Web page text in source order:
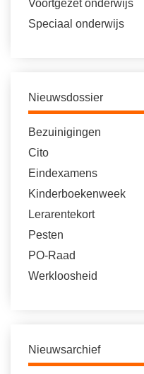
Voortgezet onderwijs
Speciaal onderwijs
Nieuwsdossier
Bezuinigingen
Cito
Eindexamens
Kinderboekenweek
Lerarentekort
Pesten
PO-Raad
Werkloosheid
Nieuwsarchief